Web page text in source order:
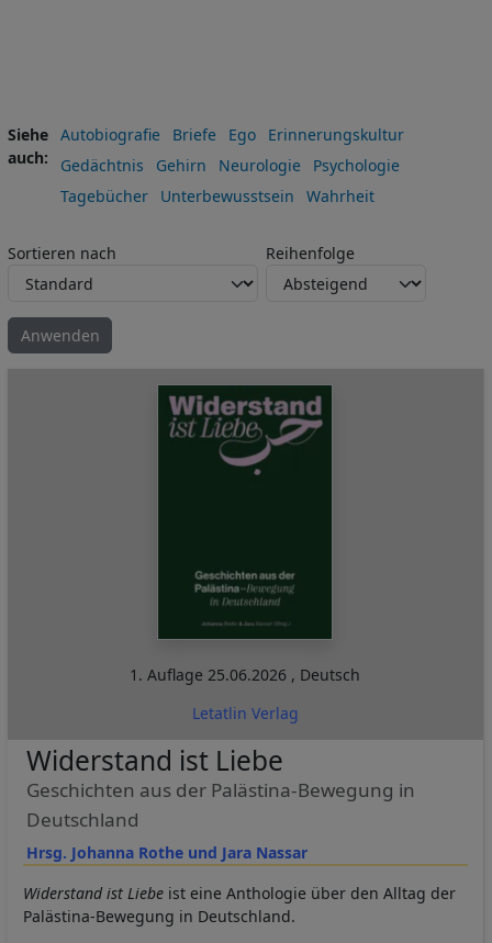
Siehe
auch
Autobiografie Briefe Ego
Erinnerungskultur
Gedächtnis
Gehirn Neurologie
Psychologie
Tagebücher
Unterbewusstsein Wahrheit
Sortieren nach Reihenfolge
1. Auflage25.06.2026 , Deutsch
Letatlin Verlag
Hrsg. Johanna Rothe und Jara Nassar
Widerstand ist Liebe
Geschichten aus der Palästina-Bewegung in
Deutschland
Widerstand ist Liebe ist eine Anthologie über den Alltag der
Palästina-Bewegung in Deutschland.